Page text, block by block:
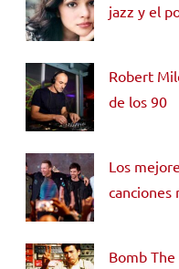
jazz y el
Robert
de los 90
Los
canciones
Bomb